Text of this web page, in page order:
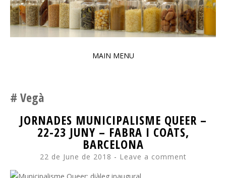
MAIN MENU
Vegà
JORNADES MUNICIPALISME QUEER –
22-23 JUNY – FABRA I COATS,
BARCELONA
22 de June de 2018 Leave a comment